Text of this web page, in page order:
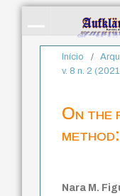
Início /
v. 8 n. 2
On the
Nara M.